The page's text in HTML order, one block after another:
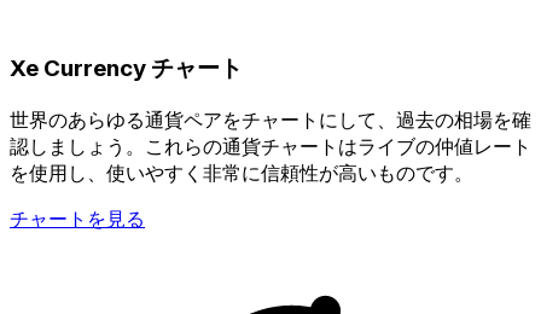
Xe Currency チャート
世界のあらゆる通貨ペアをチャートにして、過去の相場を確
認しましょう。これらの通貨チャートはライブの仲値レート
を使用し、使いやすく非常に信頼性が高いものです。
チャートを見る